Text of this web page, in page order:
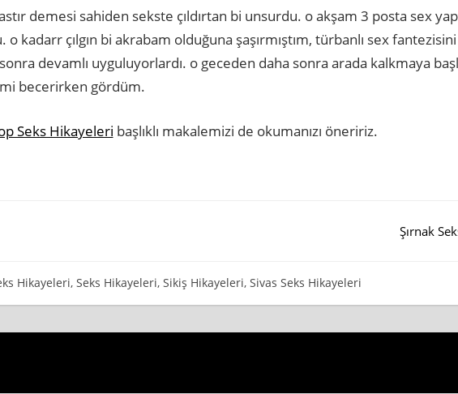
demesi sahiden sekste çıldırtan bi unsurdu. o akşam 3 posta sex
kadarr çılgın bi akrabam olduğuna şaşırmıştım, türbanlı sex
devamlı uyguluyorlardı. o geceden daha sonra arada kalkmaya
becerirken gördüm.
Seks Hikayeleri başlıklı makalemizi de okumanızı öneririz.
Şırnak
Hikayeleri, Seks Hikayeleri, Sikiş Hikayeleri, Sivas Seks Hikayeleri